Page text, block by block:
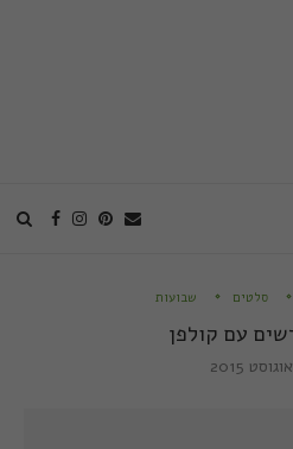
סלטים שבועות
עם קולפן